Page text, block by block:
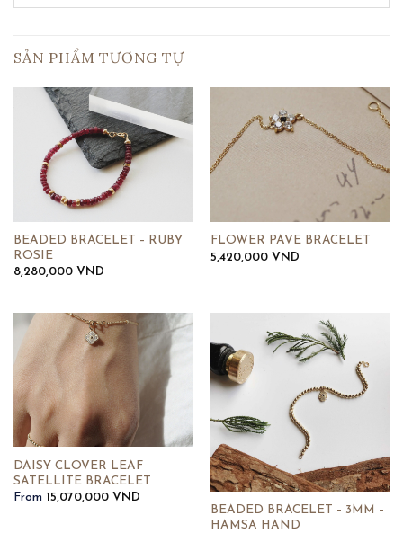
SẢN PHẨM TƯƠNG TỰ
BEADED BRACELET – RUBY
ROSIE
8,280,000 VND
FLOWER PAVE BRACELET
5,420,000 VND
DAISY CLOVER LEAF
SATELLITE BRACELET
From 15,070,000 VND
BEADED BRACELET – 3MM –
HAMSA HAND